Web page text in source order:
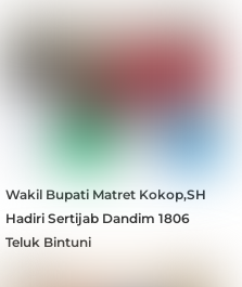
Wakil Bupati Matret Kokop,SH
Hadiri Sertijab Dandim 1806
Teluk Bintuni